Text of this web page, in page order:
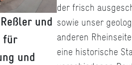
und
für
und
der frisch
sowie unser
anderen
eine historische